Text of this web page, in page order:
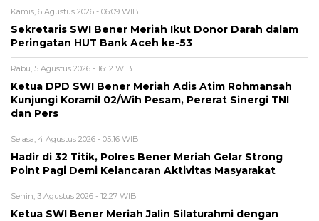
Kamis, 6 Agustus 2026 - 06:09 WIB
Sekretaris SWI Bener Meriah Ikut Donor Darah dalam
Peringatan HUT Bank Aceh ke-53
Rabu, 5 Agustus 2026 - 16:12 WIB
Ketua DPD SWI Bener Meriah Adis Atim Rohmansah
Kunjungi Koramil 02/Wih Pesam, Pererat Sinergi TNI
dan Pers
Selasa, 4 Agustus 2026 - 05:16 WIB
Hadir di 32 Titik, Polres Bener Meriah Gelar Strong
Point Pagi Demi Kelancaran Aktivitas Masyarakat
Senin, 3 Agustus 2026 - 12:27 WIB
Ketua SWI Bener Meriah Jalin Silaturahmi dengan